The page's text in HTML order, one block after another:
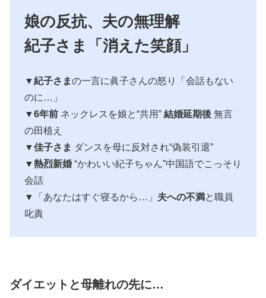
娘の反抗、夫の無理解
紀子さま「消えた笑顔」
▼紀子さまの一言に眞子さんの怒り「会話もない
のに…」
▼6年前 ネックレスを娘と“共用” 結婚延期後 無言
の田植え
▼佳子さま ダンスを母に反対され“偽装引退”
▼熱烈新婚 “かわいい紀子ちゃん”中国語でこっそり
会話
▼「あなたはすぐ寝るから…」 夫への不満と職員
叱責
ダイエットと母離れの先に…